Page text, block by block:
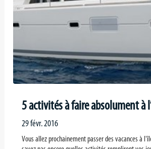
5 activités à faire absolument à
29 févr. 2016
Vous allez prochainement passer des vacances à